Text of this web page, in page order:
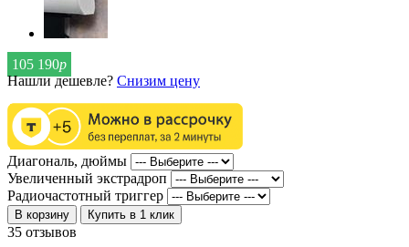
105 190р
Нашли дешевле? Снизим цену
Диагональ, дюймы
Увеличенный экстрадроп
Радиочастотный триггер
В корзину Купить в 1 клик
35 отзывов